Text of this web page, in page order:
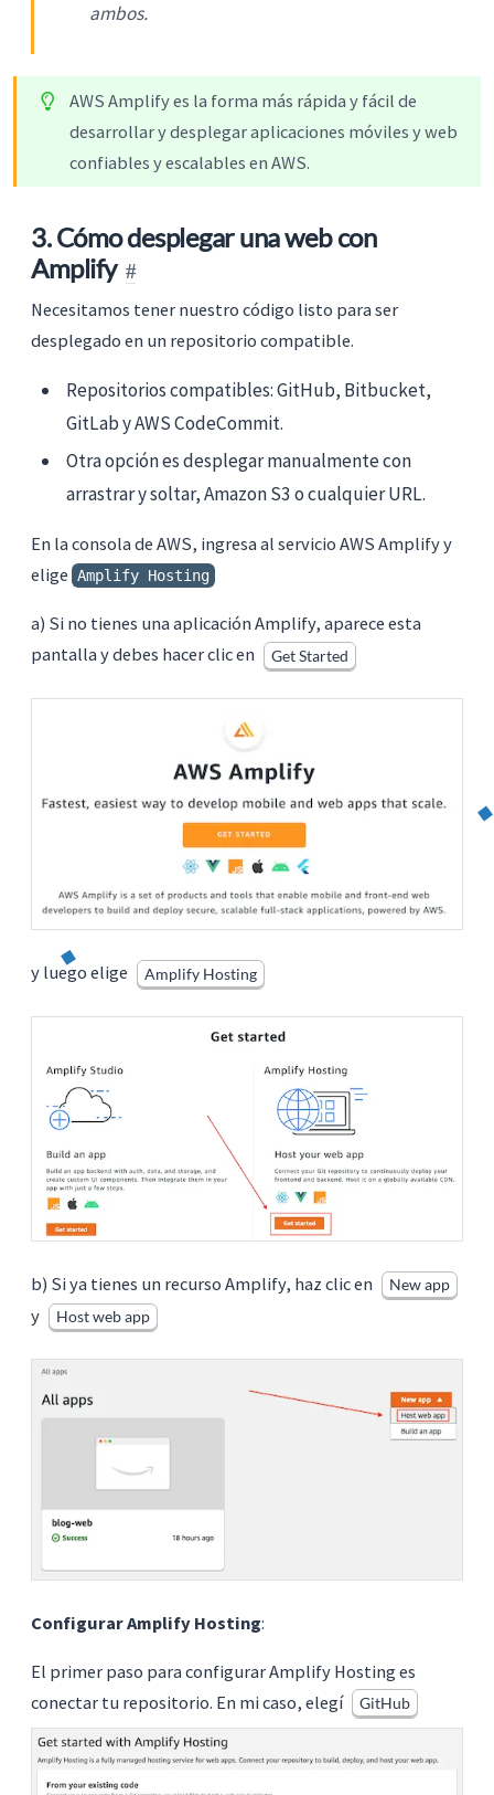
ambos.
AWS Amplify es la forma más rápida y fácil de
desarrollar y desplegar aplicaciones móviles y web
confiables y escalables en AWS.
3. Cómo desplegar una web con
Amplify
Necesitamos tener nuestro código listo para ser
desplegado en un repositorio compatible.
Repositorios compatibles: GitHub, Bitbucket,
GitLab y AWS CodeCommit.
Otra opción es desplegar manualmente con
arrastrar y soltar, Amazon S3 o cualquier URL.
En la consola de AWS, ingresa al servicio AWS Amplify y
elige Amplify Hosting
a) Si no tienes una aplicación Amplify, aparece esta
pantalla y debes hacer clic en
Get Started
y luego elige Amplify Hosting
b) Si ya tienes un recurso Amplify, haz clic en New app
y Host web app
Configurar Amplify Hosting:
El primer paso para configurar Amplify Hosting es
conectar tu repositorio. En mi caso, elegí
GitHub